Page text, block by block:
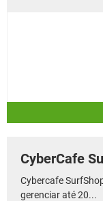
CyberCafe
Cybercafe
gerenciar até 20...